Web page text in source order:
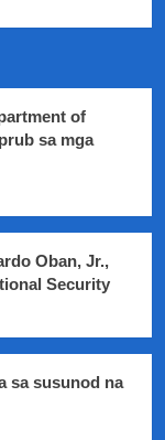
of
sa mga
Oban, Jr.,
Security
sa susunod na